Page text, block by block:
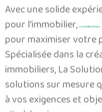
Avec une solide
pour l’immobilier, La Solution Immo
pour maximiser votre
Spécialisée dans la
immobiliers, La
solutions sur
à vos exigences et